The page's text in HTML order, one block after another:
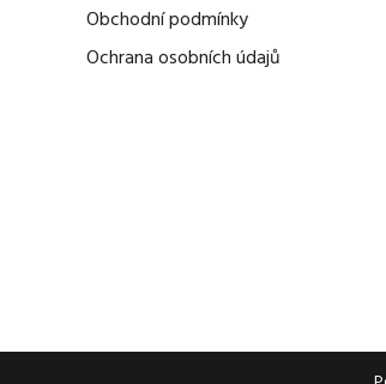
Obchodní podmínky
Ochrana osobních údajů